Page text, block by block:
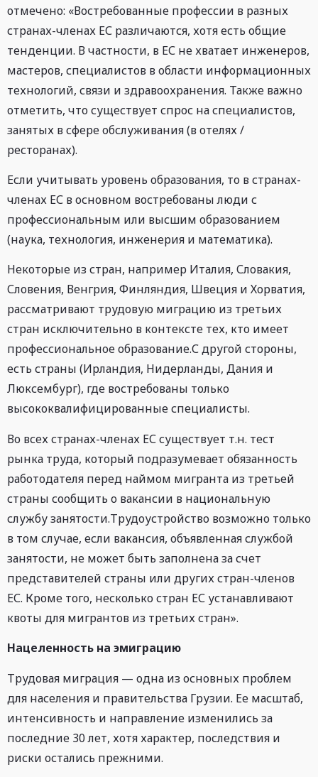
отмечено: «Востребованные профессии в разных
странах-членах ЕС различаются, хотя есть общие
тенденции. В частности, в ЕС не хватает инженеров,
мастеров, специалистов в области информационных
технологий, связи и здравоохранения. Также важно
отметить, что существует спрос на специалистов,
занятых в сфере обслуживания (в отелях /
ресторанах).
Если учитывать уровень образования, то в странах-
членах ЕС в основном востребованы люди с
профессиональным или высшим образованием
(наука, технология, инженерия и математика).
Некоторые из стран, например Италия, Словакия,
Словения, Венгрия, Финляндия, Швеция и Хорватия,
рассматривают трудовую миграцию из третьих
стран исключительно в контексте тех, кто имеет
профессиональное образование.С другой стороны,
есть страны (Ирландия, Нидерланды, Дания и
Люксембург), где востребованы только
высококвалифицированные специалисты.
Во всех странах-членах ЕС существует т.н. тест
рынка труда, который подразумевает обязанность
работодателя перед наймом мигранта из третьей
страны сообщить о вакансии в национальную
службу занятости.Трудоустройство возможно только
в том случае, если вакансия, объявленная службой
занятости, не может быть заполнена за счет
представителей страны или других стран-членов
ЕС. Кроме того, несколько стран ЕС устанавливают
квоты для мигрантов из третьих стран».
Нацеленность на эмиграцию
Трудовая миграция — одна из основных проблем
для населения и правительства Грузии. Ее масштаб,
интенсивность и направление изменились за
последние 30 лет, хотя характер, последствия и
риски остались прежними.